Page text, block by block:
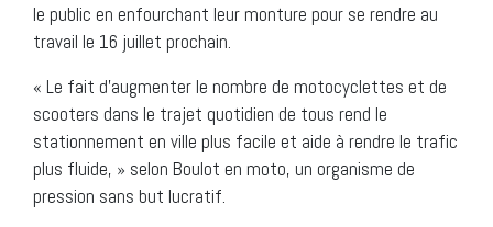
le public en enfourchant leur monture pour se rendre au
travail le 16 juillet prochain.
« Le fait d’augmenter le nombre de motocyclettes et de
scooters dans le trajet quotidien de tous rend le
stationnement en ville plus facile et aide à rendre le trafic
plus fluide, » selon Boulot en moto, un organisme de
pression sans but lucratif.